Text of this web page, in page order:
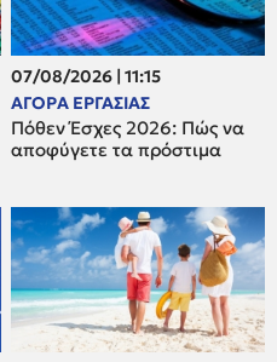
07/08/2026 | 11:15
ΑΓΟΡΑ ΕΡΓΑΣΙΑΣ
Πόθεν Έσχες 2026: Πώς να
αποφύγετε τα πρόστιμα